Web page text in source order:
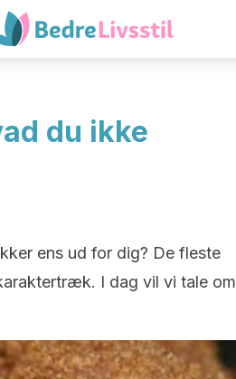
du ikke
ens ud for dig? De fleste
I dag vil vi tale om